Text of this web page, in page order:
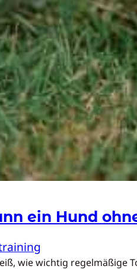
ein Hund
wie wichtig regelmäßige